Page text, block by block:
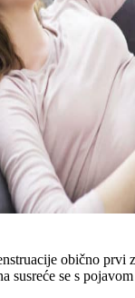
obično prvi
susreće se s